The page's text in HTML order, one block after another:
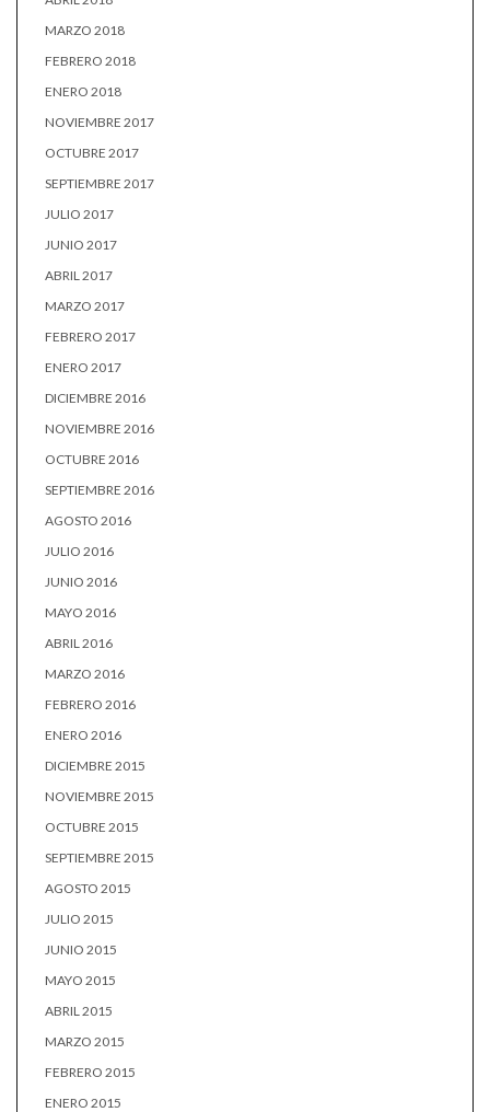
MARZO 2018
FEBRERO 2018
ENERO 2018
NOVIEMBRE 2017
OCTUBRE 2017
SEPTIEMBRE 2017
JULIO 2017
JUNIO 2017
ABRIL 2017
MARZO 2017
FEBRERO 2017
ENERO 2017
DICIEMBRE 2016
NOVIEMBRE 2016
OCTUBRE 2016
SEPTIEMBRE 2016
AGOSTO 2016
JULIO 2016
JUNIO 2016
MAYO 2016
ABRIL 2016
MARZO 2016
FEBRERO 2016
ENERO 2016
DICIEMBRE 2015
NOVIEMBRE 2015
OCTUBRE 2015
SEPTIEMBRE 2015
AGOSTO 2015
JULIO 2015
JUNIO 2015
MAYO 2015
ABRIL 2015
MARZO 2015
FEBRERO 2015
ENERO 2015